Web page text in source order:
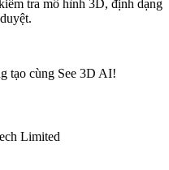
tra mô hình 3D, định dạng
tạo cùng See 3D AI!
Limited